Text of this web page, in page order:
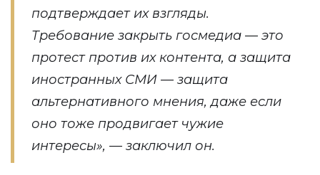
подтверждает их взгляды.
Требование закрыть госмедиа — это
протест против их контента, а защита
иностранных СМИ — защита
альтернативного мнения, даже если
оно тоже продвигает чужие
интересы», — заключил он.